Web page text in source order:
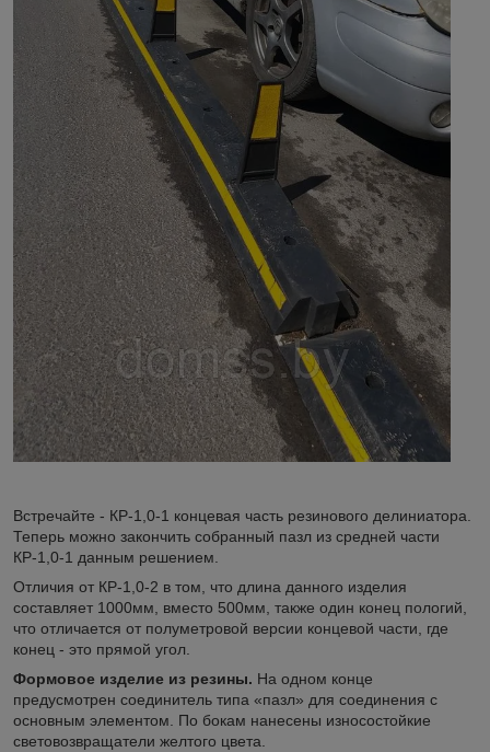
Встречайте - КР-1,0-1 концевая часть резинового делиниатора.
Теперь можно закончить собранный пазл из средней части
КР-1,0-1 данным решением.
Отличия от КР-1,0-2 в том, что длина данного изделия
составляет 1000мм, вместо 500мм, также один конец пологий,
что отличается от полуметровой версии концевой части, где
конец - это прямой угол.
Формовое изделие из резины. На одном конце
предусмотрен соединитель типа «пазл» для соединения с
основным элементом. По бокам нанесены износостойкие
световозвращатели желтого цвета.